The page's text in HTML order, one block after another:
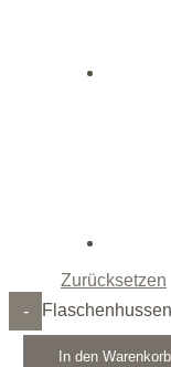
Zurücksetzen
-
In den Warenkorb